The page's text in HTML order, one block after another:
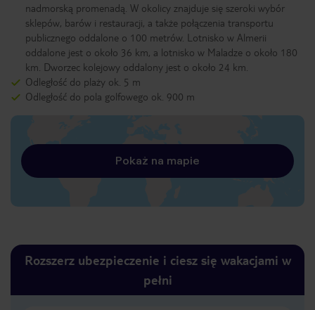
nadmorską promenadą. W okolicy znajduje się szeroki wybór
sklepów, barów i restauracji, a także połączenia transportu
publicznego oddalone o 100 metrów. Lotnisko w Almerii
oddalone jest o około 36 km, a lotnisko w Maladze o około 180
km. Dworzec kolejowy oddalony jest o około 24 km.
Odległość do plaży ok. 5 m
Odległość do pola golfowego ok. 900 m
Pokaż na mapie
Rozszerz ubezpieczenie i ciesz się wakacjami w
pełni